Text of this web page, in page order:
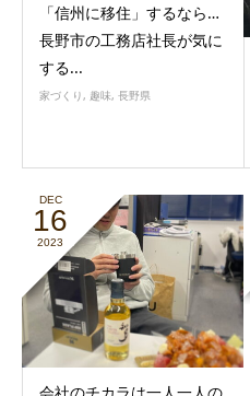
「信州に移住」するなら…
長野市の工務店社長が気に
する...
家づくり, 趣味, 長野県
DEC
16
2023
会社のチカラは一人一人の